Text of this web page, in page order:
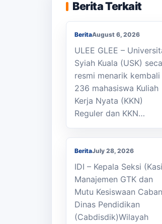
Berita Terkait
Masyarakat Bandar Dua
BeritaAugust 6, 2026
ULEE GLEE –
Syiah Kuala (USK)
resmi menarik kembali
236 mahasiswa Kuliah
Kerja Nyata (KKN)
Reguler dan KKN…
Kasi Cabdisdik
Kabupaten Aceh Timur
Antar Tugas Kepala
SMKN 1 Julok
BeritaJuly 28, 2026
IDI – Kepala Seksi
Manajemen GTK dan
Mutu Kesiswaan
Dinas Pendidikan
(Cabdisdik)Wilayah